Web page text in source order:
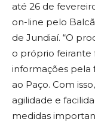
até 26 de
on-line pelo
de Jundiaí. “O
o próprio feirante
informações pela
ao Paço. Com
agilidade e
medidas